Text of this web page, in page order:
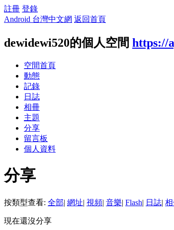
註冊 登錄
Android 台灣中文網 返回首頁
dewidewi520的個人空間 https://
空間首頁
動態
記錄
日誌
相冊
主題
分享
留言板
個人資料
分享
按類型查看: 全部| 網址| 視頻| 音樂| Flash| 日誌|
現在還沒分享